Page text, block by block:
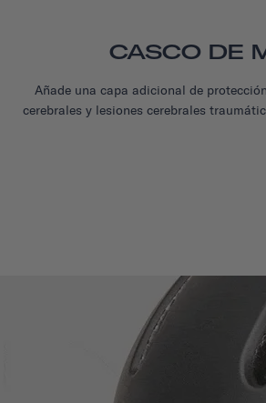
CASCO DE
Añade una capa adicional de
cerebrales y lesiones cerebrales